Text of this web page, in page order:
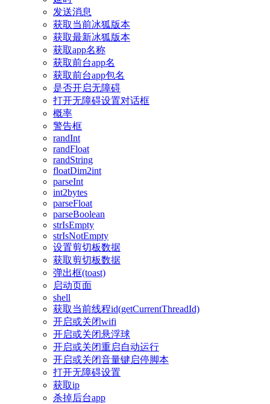
发送消息
获取当前冰狐版本
获取最新冰狐版本
获取app名称
获取前台app名
获取前台app包名
是否开启无障碍
打开无障碍设置对话框
概率
警告框
randInt
randFloat
randString
floatDim2int
parseInt
int2bytes
parseFloat
parseBoolean
strIsEmpty
strIsNotEmpty
设置剪切板数据
获取剪切板数据
弹出框(toast)
启动页面
shell
获取当前线程id(getCurrentThreadId)
开启或关闭wifi
开启或关闭悬浮球
开启或关闭重启自动运行
开启或关闭音量键启停脚本
打开无障碍设置
获取ip
杀掉后台app